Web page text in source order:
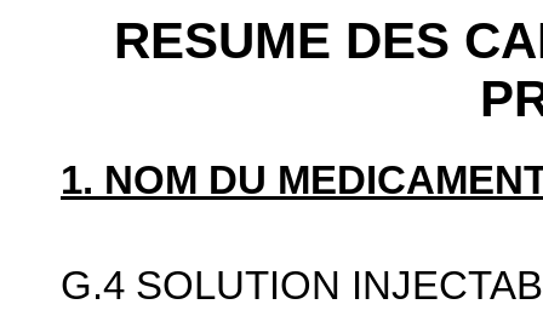
RESUME DES
1. NOM DU
G.4 SOLUTION